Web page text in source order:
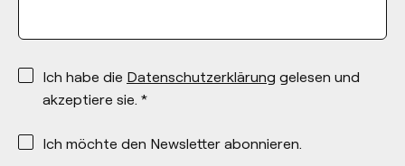
*
Ich habe die Datenschutzerklärung gelesen und
akzeptiere sie. *
*
Ich möchte den Newsletter abonnieren.